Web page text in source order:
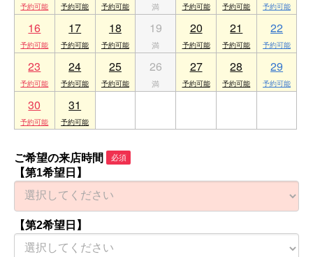
16 17 18 19 20 21 22
23 24 25 26 27 28 29
30 31
ご希望の来店時間 必須
【第1希望日】
【第2希望日】